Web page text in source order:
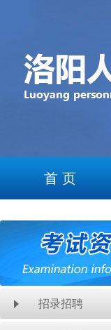
首 页
招录招聘